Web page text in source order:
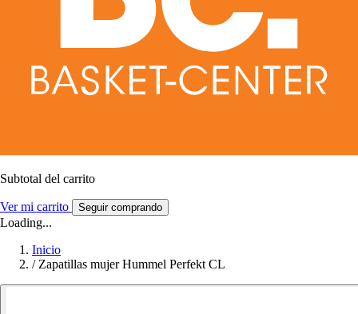
Subtotal del carrito
Ver mi carrito Seguir comprando
Loading...
Inicio
/ Zapatillas mujer Hummel Perfekt CL